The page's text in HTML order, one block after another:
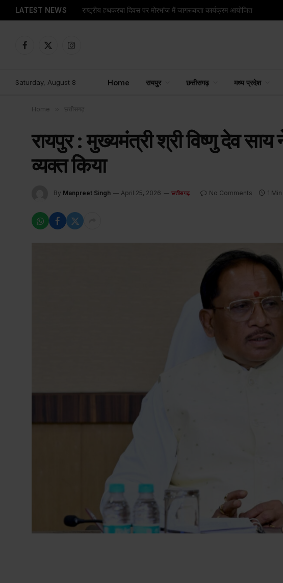
LATEST NEWS राष्ट्रीय हथकरघा दिवस पर मोरभांज में जागरूकता कार्यक्रम आयोजित
Facebook
X
Instagram
Saturday, August 8 Home रायपुर छत्तीसगढ़ मध्य प्रदेश
Home छत्तीसगढ़
रायपुर : मुख्यमंत्री श्री विष्णु देव साय
व्यक्त किया
By Manpreet Singh April 25, 2026 छत्तीसगढ़ No Comments 1